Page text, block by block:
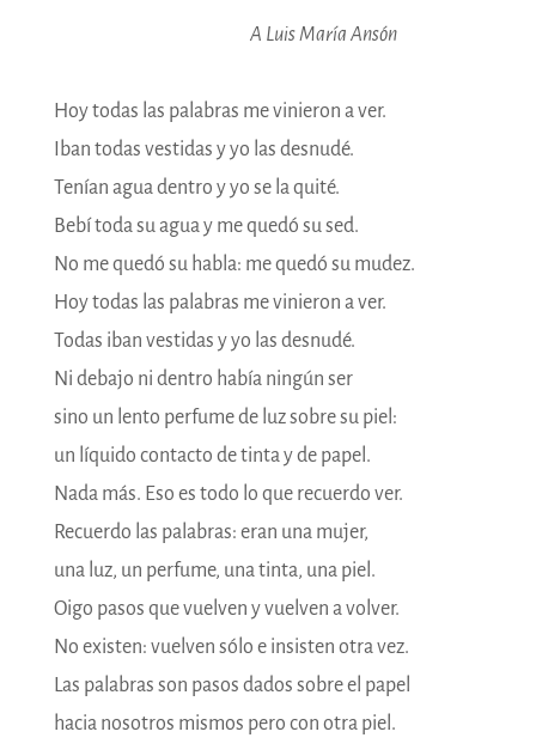
A Luis María Ansón
Hoy todas las palabras me vinieron a ver.
Iban todas vestidas y yo las desnudé.
Tenían agua dentro y yo se la quité.
Bebí toda su agua y me quedó su sed.
No me quedó su habla: me quedó su mudez.
Hoy todas las palabras me vinieron a ver.
Todas iban vestidas y yo las desnudé.
Ni debajo ni dentro había ningún ser
sino un lento perfume de luz sobre su piel:
un líquido contacto de tinta y de papel.
Nada más. Eso es todo lo que recuerdo ver.
Recuerdo las palabras: eran una mujer,
una luz, un perfume, una tinta, una piel.
Oigo pasos que vuelven y vuelven a volver.
No existen: vuelven sólo e insisten otra vez.
Las palabras son pasos dados sobre el papel
hacia nosotros mismos pero con otra piel.